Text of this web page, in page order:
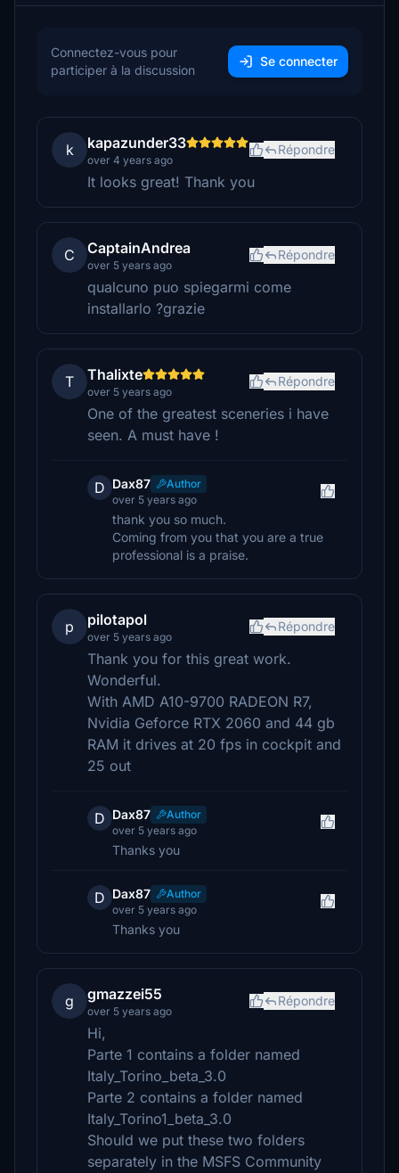
Connectez-vous pour
participer à la discussion
Se connecter
k kapazunder33
over 4 years ago
Répondre
It looks great! Thank you
C CaptainAndrea
over 5 years ago
Répondre
qualcuno puo spiegarmi come
installarlo ?grazie
T Thalixte
over 5 years ago
Répondre
One of the greatest sceneries i have
seen. A must have !
D Dax87
Author
over 5 years ago
thank you so much.
Coming from you that you are a true
professional is a praise.
p pilotapol
over 5 years ago
Répondre
Thank you for this great work.
Wonderful.
With AMD A10-9700 RADEON R7,
Nvidia Geforce RTX 2060 and 44 gb
RAM it drives at 20 fps in cockpit and
25 out
D Dax87
Author
over 5 years ago
Thanks you
D Dax87
Author
over 5 years ago
Thanks you
g gmazzei55
over 5 years ago
Répondre
Hi,
Parte 1 contains a folder named
Italy_Torino_beta_3.0
Parte 2 contains a folder named
Italy_Torino1_beta_3.0
Should we put these two folders
separately in the MSFS Community